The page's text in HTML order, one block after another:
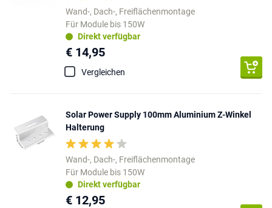
Wand-, Dach-, Freiflächenmontage
Für Module bis 150W
Direkt verfügbar
€ 14,95
Vergleichen
Solar Power Supply 100mm Aluminium Z-Winkel
Halterung
Wand-, Dach-, Freiflächenmontage
Für Module bis 150W
Direkt verfügbar
€ 12,95